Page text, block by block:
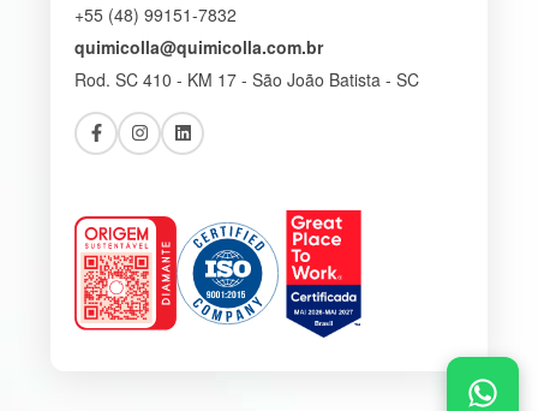
+55 (48) 99151-7832
quimicolla@quimicolla.com.br
Rod. SC 410 - KM 17 - São João Batista - SC